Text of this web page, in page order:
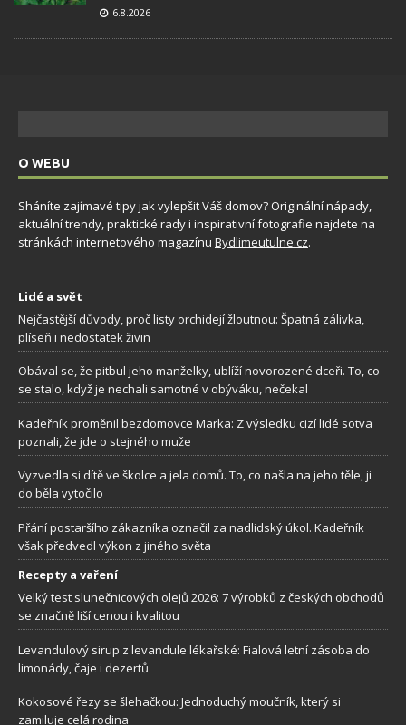
6.8.2026
O WEBU
Sháníte zajímavé tipy jak vylepšit Váš domov? Originální nápady,
aktuální trendy, praktické rady i inspirativní fotografie najdete na
stránkách internetového magazínu Bydlimeutulne.cz.
Lidé a svět
Nejčastější důvody, proč listy orchidejí žloutnou: Špatná zálivka,
plíseň i nedostatek živin
Obával se, že pitbul jeho manželky, ublíží novorozené dceři. To, co
se stalo, když je nechali samotné v obýváku, nečekal
Kadeřník proměnil bezdomovce Marka: Z výsledku cizí lidé sotva
poznali, že jde o stejného muže
Vyzvedla si dítě ve školce a jela domů. To, co našla na jeho těle, ji
do běla vytočilo
Přání postaršího zákazníka označil za nadlidský úkol. Kadeřník
však předvedl výkon z jiného světa
Recepty a vaření
Velký test slunečnicových olejů 2026: 7 výrobků z českých obchodů
se značně liší cenou i kvalitou
Levandulový sirup z levandule lékařské: Fialová letní zásoba do
limonády, čaje i dezertů
Kokosové řezy se šlehačkou: Jednoduchý moučník, který si
zamiluje celá rodina